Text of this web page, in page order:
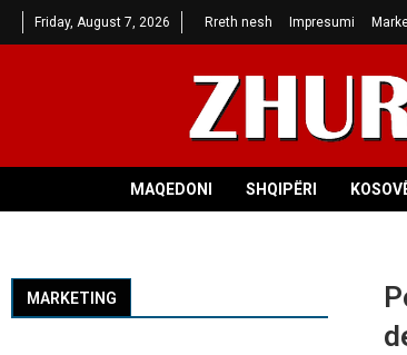
Friday, August 7, 2026 Rreth nesh Impresumi
MAQEDONI SHQIPËRI
MARKETING